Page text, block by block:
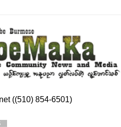
((510) 854-6501)